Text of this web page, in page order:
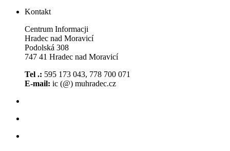
Kontakt
Centrum Informacji
Hradec nad Moravicí
Podolská 308
747 41 Hradec nad Moravicí
Tel .: 595 173 043, 778 700 071
E-mail: ic (@) muhradec.cz